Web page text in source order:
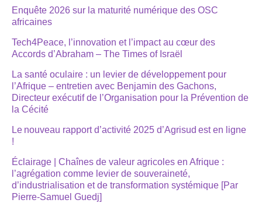
Enquête 2026 sur la maturité numérique des OSC
africaines
Tech4Peace, l’innovation et l’impact au cœur des
Accords d’Abraham – The Times of Israël
La santé oculaire : un levier de développement pour
l’Afrique – entretien avec Benjamin des Gachons,
Directeur exécutif de l’Organisation pour la Prévention de
la Cécité
Le nouveau rapport d’activité 2025 d’Agrisud est en ligne
!
Éclairage | Chaînes de valeur agricoles en Afrique :
l’agrégation comme levier de souveraineté,
d’industrialisation et de transformation systémique [Par
Pierre-Samuel Guedj]